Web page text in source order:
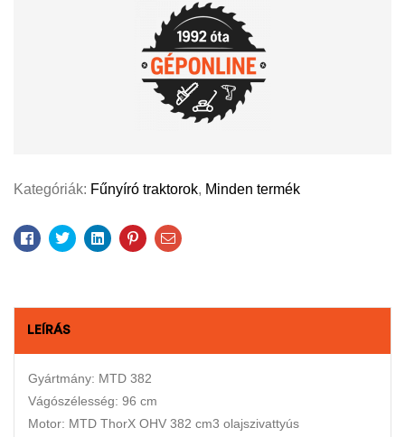
Kategóriák: Fűnyíró traktorok, Minden termék
Facebook
TwitterLinkedinPinterestEmail
LEÍRÁS
Gyártmány: MTD 382
Vágószélesség: 96 cm
Motor: MTD ThorX OHV 382 cm3 olajszivattyús